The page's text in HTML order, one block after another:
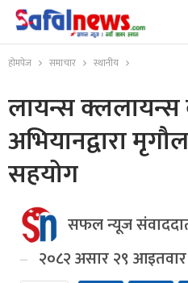
होमपेज समाचार स्थानीय
लायन्स क्ललायन्स
अभियानद्वारा
सहयोग
सफल न्यूज
२०८२ असार २९ आइतवार